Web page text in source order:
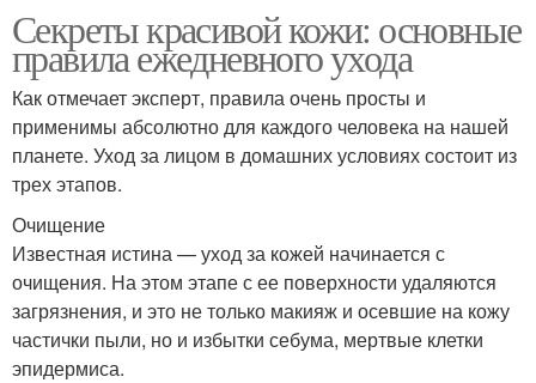
Секреты красивой кожи: основные
правила ежедневного ухода
Как отмечает эксперт, правила очень просты и
применимы абсолютно для каждого человека на нашей
планете. Уход за лицом в домашних условиях состоит из
трех этапов.
Очищение
Известная истина — уход за кожей начинается с
очищения. На этом этапе с ее поверхности удаляются
загрязнения, и это не только макияж и осевшие на кожу
частички пыли, но и избытки себума, мертвые клетки
эпидермиса.